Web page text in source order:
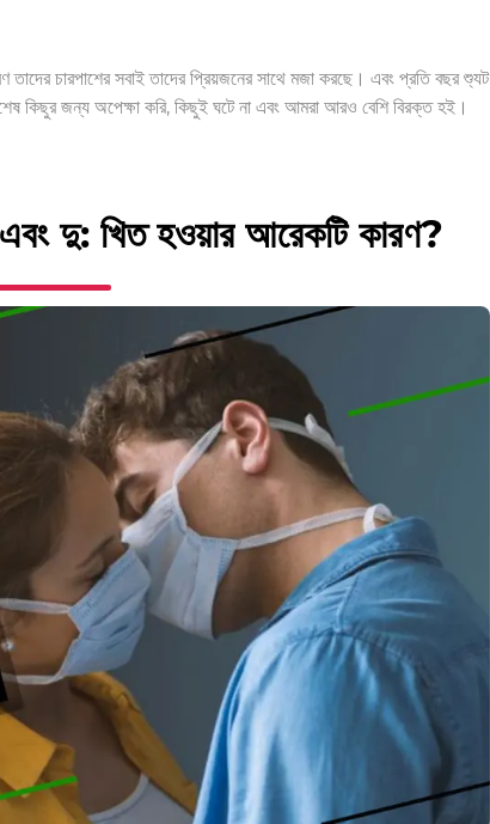
চারপাশের সবাই তাদের প্রিয়জনের সাথে মজা করছে। এবং প্রতি বছর শ্যুট
কিছুর জন্য অপেক্ষা করি, কিছুই ঘটে না এবং আমরা আরও বেশি বিরক্ত হই।
দু: খিত হওয়ার আরেকটি কারণ?